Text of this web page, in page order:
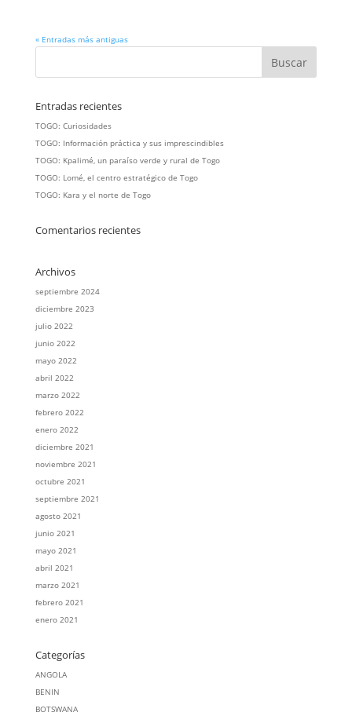
« Entradas más antiguas
Entradas recientes
TOGO: Curiosidades
TOGO: Información práctica y sus imprescindibles
TOGO: Kpalimé, un paraíso verde y rural de Togo
TOGO: Lomé, el centro estratégico de Togo
TOGO: Kara y el norte de Togo
Comentarios recientes
Archivos
septiembre 2024
diciembre 2023
julio 2022
junio 2022
mayo 2022
abril 2022
marzo 2022
febrero 2022
enero 2022
diciembre 2021
noviembre 2021
octubre 2021
septiembre 2021
agosto 2021
junio 2021
mayo 2021
abril 2021
marzo 2021
febrero 2021
enero 2021
Categorías
ANGOLA
BENIN
BOTSWANA